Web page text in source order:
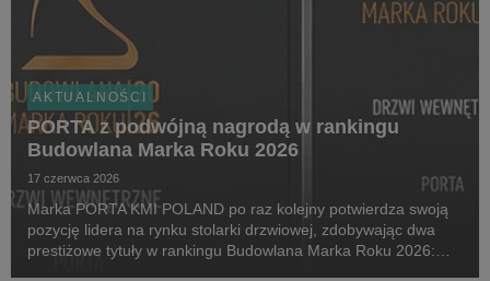
AKTUALNOŚCI
PORTA z podwójną nagrodą w rankingu
Budowlana Marka Roku 2026
17 czerwca 2026
Marka PORTA KMI POLAND po raz kolejny potwierdza swoją
pozycję lidera na rynku stolarki drzwiowej, zdobywając dwa
prestiżowe tytuły w rankingu Budowlana Marka Roku 2026: